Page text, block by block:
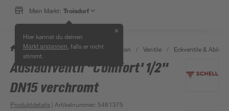
Mein Markt: Troisdorf
Hier kannst du deinen
Markt anpassen , falls er nicht
stimmt.
✕
/ Bad & Sanitär / Sanitärinstallation / Ventile / Eckventile &
Auslaufventil ''Comfort' 1/2"
DN15 verchromt
Produktdetails | Artikelnummer: 5481375